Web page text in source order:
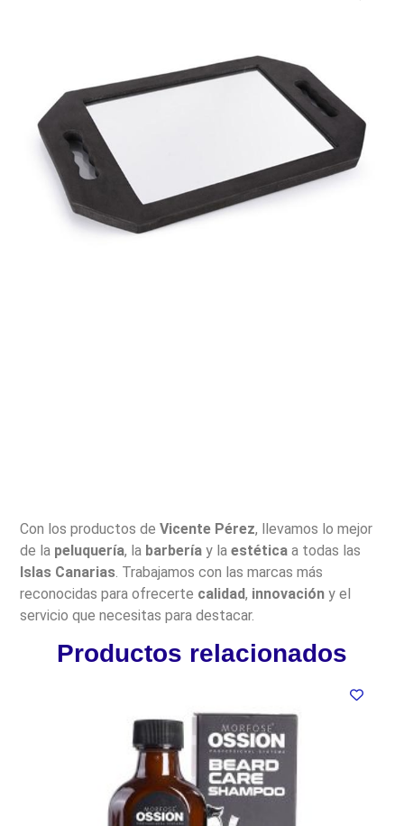
Con los productos deVicente Pérez, llevamos lo mejor
de la peluquería, la barbería y laestética a todas las
Islas Canarias. Trabajamos con las marcas más
reconocidas para ofrecerte calidad, innovación y el
servicio que necesitas para destacar.
Productos relacionados